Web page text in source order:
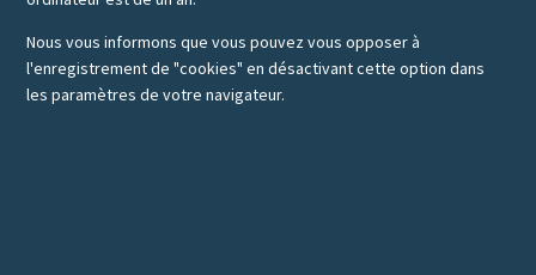
Nous vous informons que vous pouvez vous opposer à
l'enregistrement de "cookies" en désactivant cette option dans
les paramètres de votre navigateur.